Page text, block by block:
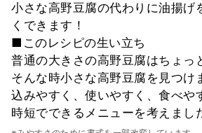
小さな高野豆腐の代わりに油揚げ
くできます！
■このレシピの生い立ち
普通の大きさの高野豆腐はちょっ
そんな時小さな高野豆腐を見つけ
込みやすく、使いやすく、食べや
時短でできるメニューを考えまし